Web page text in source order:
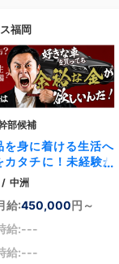
福岡
部候補
を身に着ける生活へ
カタチに！未経験か
戦で、憧れを叶える
/ 中洲
給:450,000円～
給:---
給:---